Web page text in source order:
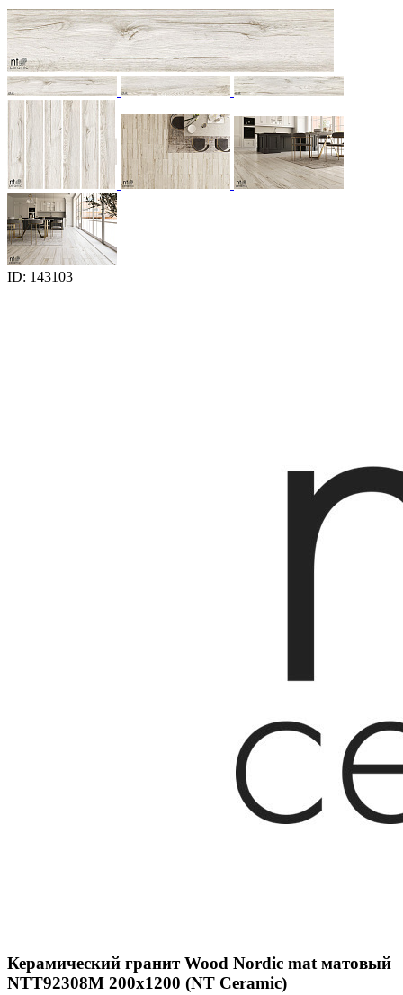
ID: 143103
Керамический гранит Wood Nordic mat матовый
NTT92308M 200x1200 (NT Ceramic)